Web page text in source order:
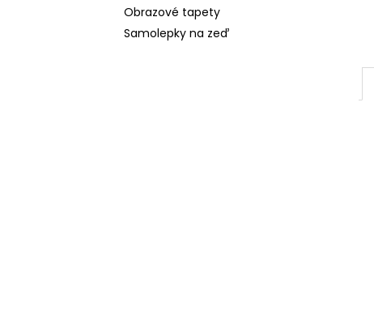
Obrazové tapety
Samolepky na zeď